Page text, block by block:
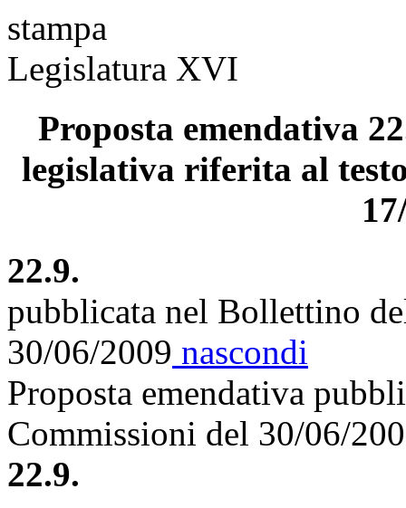
stampa
Legislatura XVI
Proposta emendativa
legislativa riferita al
22.9.
pubblicata nel Bollettino
30/06/2009 nascondi
Proposta emendativa
Commissioni del 30/06/
22.9.